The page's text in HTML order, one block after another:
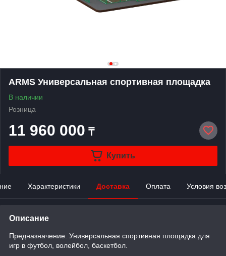
ARMS Универсальная спортивная площадка
В наличии
Розница
11 960 000 ₸
Купить
Характеристики Доставка Оплата Условия
Описание
Предназначение: Универсальная спортивная площадка для
игр в футбол, волейбол, баскетбол.